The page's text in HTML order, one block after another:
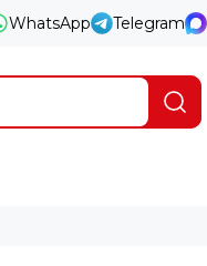
WhatsApp Telegram